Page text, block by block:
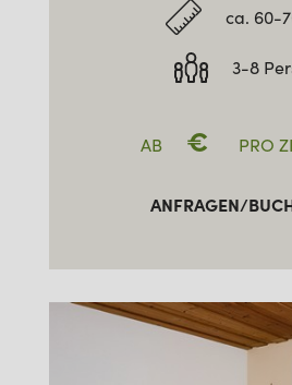
ca. 60-
3-8
AB € PRO
ANFRAGEN/